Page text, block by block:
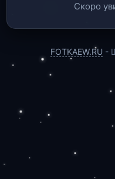
Скоро
FOTKAEW.RU -